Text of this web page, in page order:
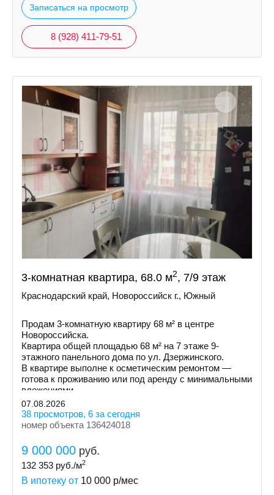
Записаться на просмотр
8 (928) 411-79-51
3-комнатная квартира, 68.0 м2, 7/9 этаж
Краснодарский край, Новороссийск г., Южный
Продам 3-комнатную квартиру 68 м² в центре
Новороссийска.
Квартира общей площадью 68 м² на 7 этаже 9-
этажного панельного дома по ул. Дзержинского.
В квартире выполне к осметическим ремонтом —
готова к проживанию или под аренду с минимальными
вложениями.
07.08.2026
38 просмотров, 6 за сегодня
номер объекта 136424018
9 000 000 руб.
132 353 руб./м2
В ипотеку от 10 000 р/мес